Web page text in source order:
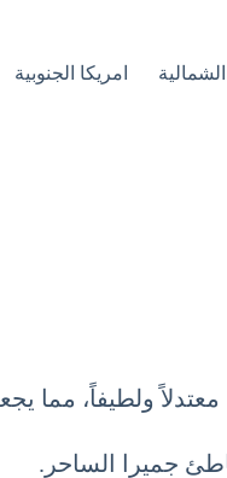
امريكا الجنوبية
ولطيفاً، مما
جميرا الساحر.